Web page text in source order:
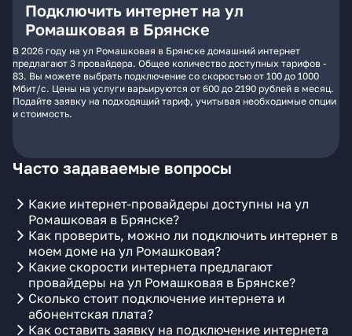
Подключить интернет на ул
Ромашковая в Брянске
В 2026 году на ул Ромашковая в Брянске домашний интернет
предлагают 3 провайдера. Общее количество доступных тарифов -
83. Вы можете выбрать подключение со скоростью от 100 до 1000
Мбит/с. Цены на услуги варьируются от 600 до 2190 рублей в месяц.
Подайте заявку на подходящий тариф, учитывая необходимые опции
и стоимость.
Часто задаваемые вопросы
Какие интернет-провайдеры доступны на ул
Ромашковая в Брянске?
Как проверить, можно ли подключить интернет в
моем доме на ул Ромашковая?
Какие скорости интернета предлагают
провайдеры на ул Ромашковая в Брянске?
Сколько стоит подключение интернета и
абонентская плата?
Как оставить заявку на подключение интернета